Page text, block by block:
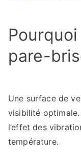
:
pare-
Une surface de
visibilité optimale.
l’effet des
température.